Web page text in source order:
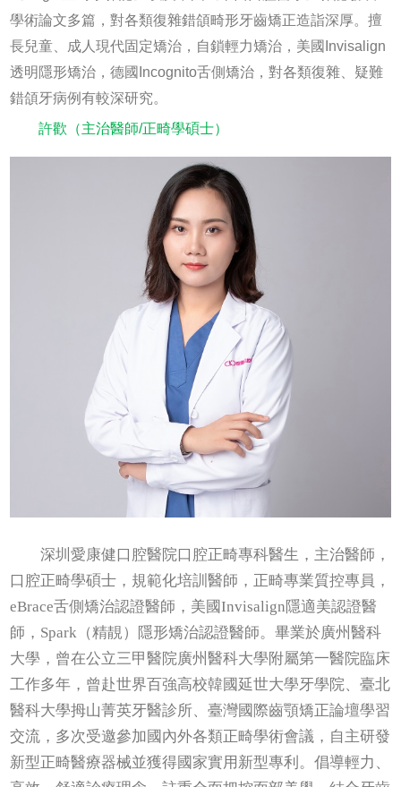
學術論文多篇，對各類復雜錯頜畸形牙齒矯正造詣深厚。擅
長兒童、成人現代固定矯治，自鎖輕力矯治，美國Invisalign
透明隱形矯治，德國Incognito舌側矯治，對各類復雜、疑難
錯頜牙病例有較深研究。
許歡（主治醫師/正畸學碩士）
深圳愛康健口腔醫院口腔正畸專科醫生，主治醫師，
口腔正畸學碩士，規範化培訓醫師，正畸專業質控專員，
eBrace舌側矯治認證醫師，美國Invisalign隱適美認證醫
師，Spark（精靚）隱形矯治認證醫師。畢業於廣州醫科
大學，曾在公立三甲醫院廣州醫科大學附屬第一醫院臨床
工作多年，曾赴世界百強高校韓國延世大學牙學院、臺北
醫科大學拇山菁英牙醫診所、臺灣國際齒顎矯正論壇學習
交流，多次受邀參加國內外各類正畸學術會議，自主研發
新型正畸醫療器械並獲得國家實用新型專利。倡導輕力、